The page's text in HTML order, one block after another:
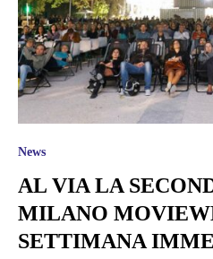
News
AL VIA LA
MILANO
SETTIMANA